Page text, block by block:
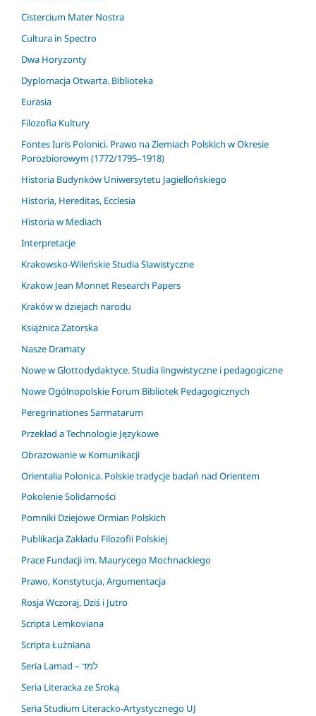
Cistercium Mater Nostra
Cultura in Spectro
Dwa Horyzonty
Dyplomacja Otwarta. Biblioteka
Eurasia
Filozofia Kultury
Fontes Iuris Polonici. Prawo na Ziemiach Polskich w Okresie
Porozbiorowym (1772/1795–1918)
Historia Budynków Uniwersytetu Jagiellońskiego
Historia, Hereditas, Ecclesia
Historia w Mediach
Interpretacje
Krakowsko-Wileńskie Studia Slawistyczne
Krakow Jean Monnet Research Papers
Kraków w dziejach narodu
Książnica Zatorska
Nasze Dramaty
Nowe w Glottodydaktyce. Studia lingwistyczne i pedagogiczne
Nowe Ogólnopolskie Forum Bibliotek Pedagogicznych
Peregrinationes Sarmatarum
Przekład a Technologie Językowe
Obrazowanie w Komunikacji
Orientalia Polonica. Polskie tradycje badań nad Orientem
Pokolenie Solidarności
Pomniki Dziejowe Ormian Polskich
Publikacja Zakładu Filozofii Polskiej
Prace Fundacji im. Maurycego Mochnackiego
Prawo, Konstytucja, Argumentacja
Rosja Wczoraj, Dziś i Jutro
Scripta Lemkoviana
Scripta Łużniana
Seria Lamad – למד
Seria Literacka ze Sroką
Seria Studium Literacko-Artystycznego UJ